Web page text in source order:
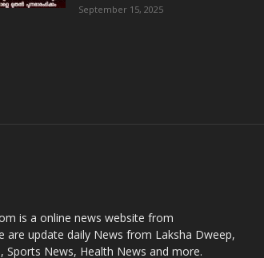
September 15, 2025
is a online news website from
are update daily News from Laksha Dweep,
Sports News, Health News and more.